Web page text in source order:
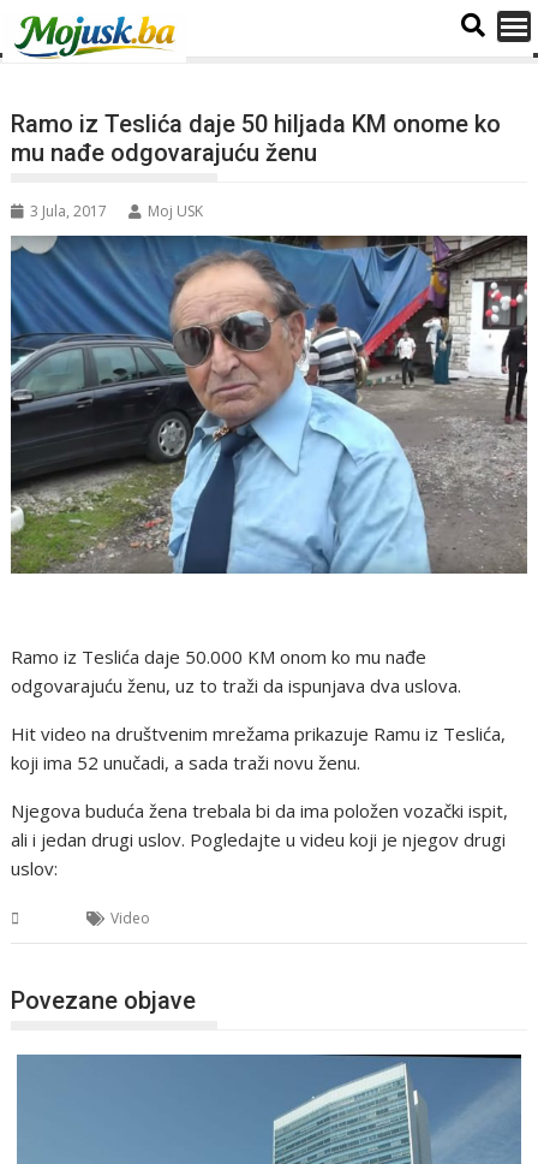
Ramo iz Teslića daje 50 hiljada KM onome ko
mu nađe odgovarajuću ženu
3 Jula, 2017 Moj USK
Ramo iz Teslića daje 50.000 KM onom ko mu nađe
odgovarajuću ženu, uz to traži da ispunjava dva uslova.
Hit video na društvenim mrežama prikazuje Ramu iz Teslića,
koji ima 52 unučadi, a sada traži novu ženu.
Njegova buduća žena trebala bi da ima položen vozački ispit,
ali i jedan drugi uslov. Pogledajte u videu koji je njegov drugi
uslov:
Video
Povezane objave